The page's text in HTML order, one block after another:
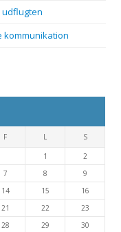
udflugten
kommunikation
F L
S
1
2
7 8
9
14 15
16
21 22
23
28 29
30